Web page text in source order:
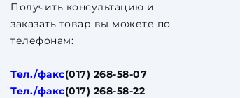
Получить консультацию и
заказать товар вы можете по
телефонам:
Тел./факс(017) 268-58-07
Тел./факс(017) 268-58-22